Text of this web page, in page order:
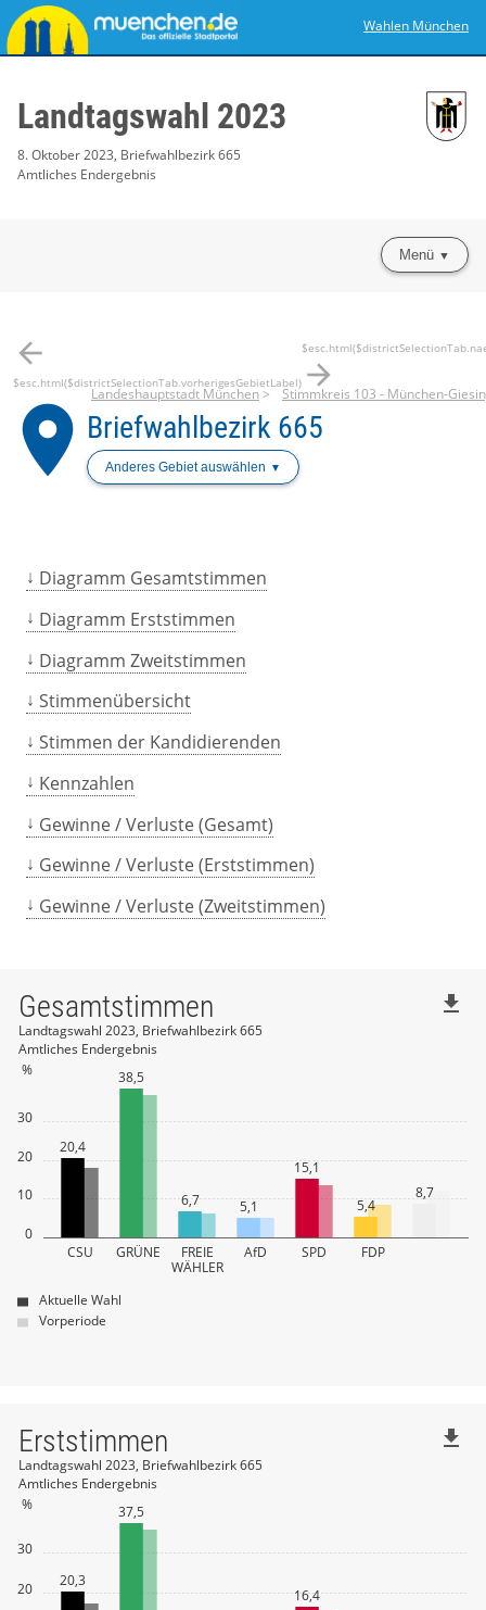
Wahlen München
Landtagswahl 2023
8. Oktober 2023, Briefwahlbezirk 665
Amtliches Endergebnis
Menü
arrow_back
$esc.html($districtSelectionTab.vorherigesGebietLabel) arrow_forward
place
Landeshauptstadt München Stimmkreis 103 - München-
Briefwahlbezirk 665
Anderes Gebiet auswählen
Diagramm Gesamtstimmen
Diagramm Erststimmen
Diagramm Zweitstimmen
Stimmenübersicht
Stimmen der Kandidierenden
Kennzahlen
Gewinne / Verluste (Gesamt)
Gewinne / Verluste (Erststimmen)
Gewinne / Verluste (Zweitstimmen)
0
10
20
30
%
CSU GRÜNE FREIE
WÄHLER
AfD SPD FDP
20,4
38,5
6,7 5,1
15,1
5,4
8,7
Gesamtstimmen
Landtagswahl 2023, Briefwahlbezirk 665
Amtliches Endergebnis
Aktuelle Wahl
Vorperiode
file_download
20
30
%
20,3
37,5
16,4
Erststimmen
Landtagswahl 2023, Briefwahlbezirk 665
Amtliches Endergebnis
file_download